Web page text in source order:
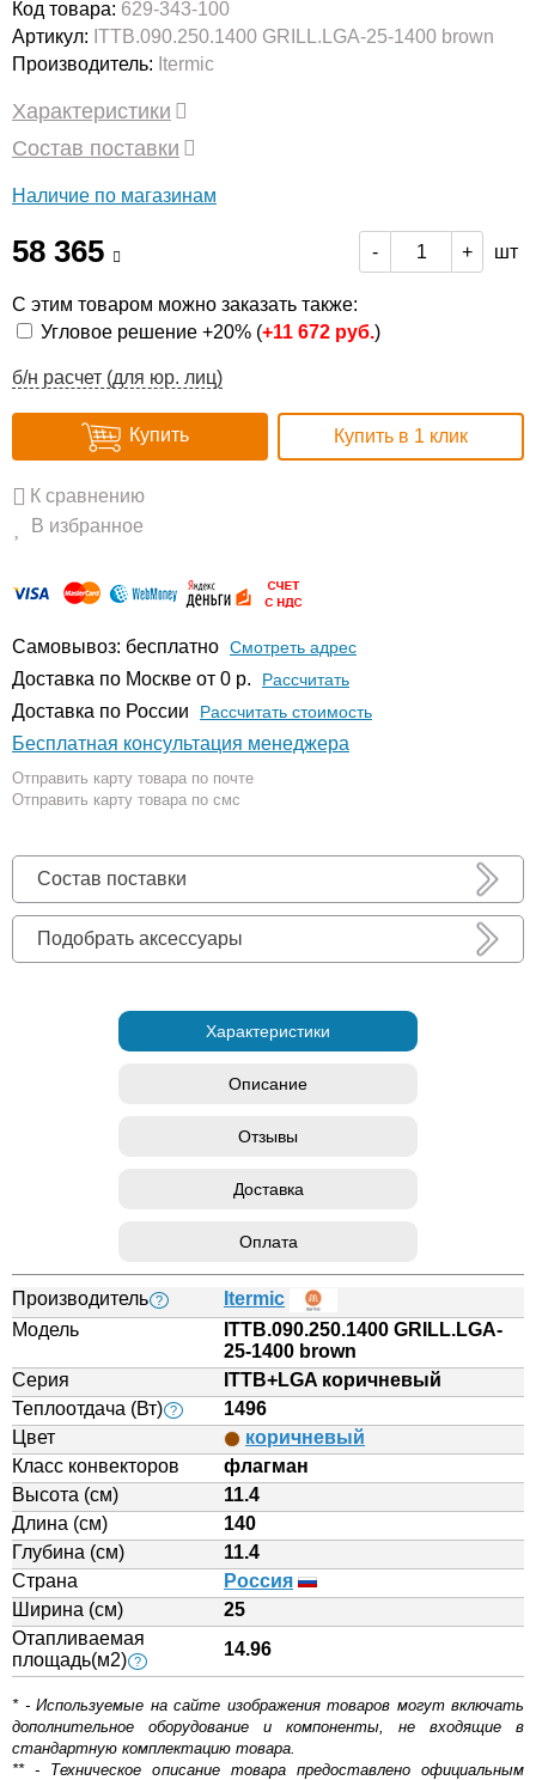
Код товара: 629-343-100
Артикул: ITTB.090.250.1400 GRILL.LGA-25-1400 brown
Производитель: Itermic
Характеристики
Состав поставки
Наличие по магазинам
58 365 - + шт
С этим товаром можно заказать также:
Угловое решение +20% (+11 672 руб.)
б/н расчет (для юр. лиц)
Купить Купить в 1 клик
К сравнению
В избранное
Самовывоз: бесплатно Смотреть адрес
Доставка по Москве от 0 р. Расcчитать
Доставка по России Рассчитать стоимость
Бесплатная консультация менеджера
Отправить карту товара по почте
Отправить карту товара по смс
Состав поставки
Подобрать аксессуары
Характеристики
Описание
Отзывы
Доставка
Оплата
Производитель ?
Itermic
Модель
ITTB.090.250.1400 GRILL.LGA-
25-1400 brown
Серия
ITTB+LGA коричневый
Теплоотдача (Вт) ?
1496
Цвет
коричневый
Класс конвекторов
флагман
Высота (см)
11.4
Длина (см)
140
Глубина (см)
11.4
Страна
Россия
Ширина (см)
25
Отапливаемая
площадь(м2) ?
14.96
* - Используемые на сайте изображения товаров могут включать
дополнительное оборудование и компоненты, не входящие в
стандартную комплектацию товара.
** - Техническое описание товара предоставлено официальным